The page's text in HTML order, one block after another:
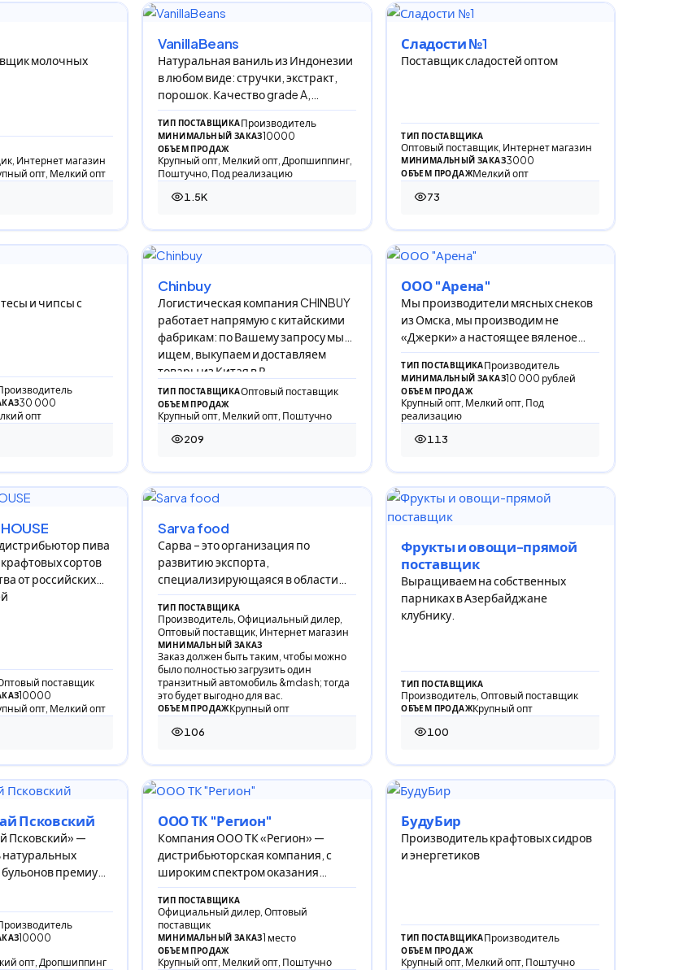
молочных
Интернет магазин
опт, Мелкий опт
VanillaBeans
Натуральная ваниль из Индонезии
в любом виде: стручки, экстракт,
порошок. Качество grade A,
влажность 28%, вакуумная
упаковка
ТИП ПОСТАВЩИКАПроизводитель
МИНИМАЛЬНЫЙ ЗАКАЗ10000
ОБЪЕМ ПРОДАЖ
Крупный опт, Мелкий опт, Дропшиппинг,
Поштучно, Под реализацию
1.5K
1 500 просмотров
Сладости №1
Поставщик сладостей оптом
ТИП ПОСТАВЩИКА
Оптовый поставщик, Интернет магазин
МИНИМАЛЬНЫЙ ЗАКАЗ3000
ОБЪЕМ ПРОДАЖМелкий опт
73
73 просмотра
и чипсы с
30 000
опт
Chinbuy
Логистическая компания CHINBUY
работает напрямую с китайскими
фабрикам: по Вашему запросу мы
ищем, выкупаем и доставляем
товары из Китая в Р
ТИП ПОСТАВЩИКАОптовый поставщик
ОБЪЕМ ПРОДАЖ
Крупный опт, Мелкий опт, Поштучно
209
209 просмотров
ООО "Арена"
Мы производители мясных снеков
из Омска, мы производим не
«Джерки» а настоящее вяленое
мясо без искусственных
консервантов, мы используем то
ТИП ПОСТАВЩИКАПроизводитель
МИНИМАЛЬНЫЙ ЗАКАЗ10 000 рублей
ОБЪЕМ ПРОДАЖ
Крупный опт, Мелкий опт, Под
реализацию
113
113 просмотров
пива
сортов
от российских
поставщик
10000
опт, Мелкий опт
Sarva food
Сарва – это организация по
развитию экспорта,
специализирующаяся в области
орехов, сухофруктов и шафрана,
основанная в 1997 году.
ТИП ПОСТАВЩИКА
Производитель, Официальный дилер,
Оптовый поставщик, Интернет магазин
МИНИМАЛЬНЫЙ ЗАКАЗ
Заказ должен быть таким, чтобы можно
было полностью загрузить один
транзитный автомобиль &mdash; тогда
это будет выгодно для вас.
ОБЪЕМ ПРОДАЖКрупный опт
106
106 просмотров
Фрукты и овощи-прямой
поставщик
Выращиваем на собственных
парниках в Азербайджане
клубнику.
ТИП ПОСТАВЩИКА
Производитель, Оптовый поставщик
ОБЪЕМ ПРОДАЖКрупный опт
100
100 просмотров
Псковский
—
натуральных
премиум-
10000
опт, Дропшиппинг
ООО ТК "Регион"
Компания ООО ТК «Регион» —
дистрибьюторская компания, с
широким спектром оказания
логистических услуг по полному
циклу.
ТИП ПОСТАВЩИКА
Официальный дилер, Оптовый
поставщик
МИНИМАЛЬНЫЙ ЗАКАЗ1 место
ОБЪЕМ ПРОДАЖ
Крупный опт, Мелкий опт, Поштучно
БудуБир
Производитель крафтовых сидров
и энергетиков
ТИП ПОСТАВЩИКАПроизводитель
ОБЪЕМ ПРОДАЖ
Крупный опт, Мелкий опт, Поштучно